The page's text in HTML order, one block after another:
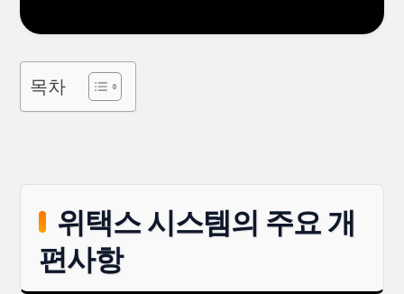
목차
위택스 시스템의 주요 개
편사항